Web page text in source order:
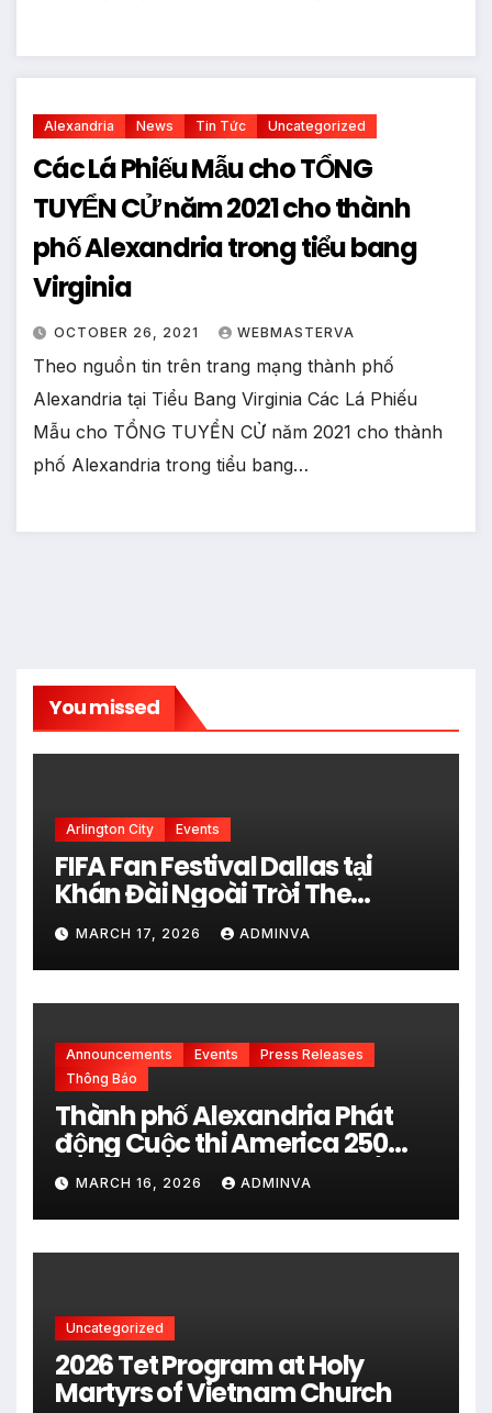
Alexandria News Tin Tức Uncategorized
Các Lá Phiếu Mẫu cho TỔNG
TUYỂN CỬ năm 2021 cho thành
phố Alexandria trong tiểu bang
Virginia
OCTOBER 26, 2021 WEBMASTERVA
Theo nguồn tin trên trang mạng thành phố
Alexandria tại Tiểu Bang Virginia Các Lá Phiếu
Mẫu cho TỔNG TUYỂN CỬ năm 2021 cho thành
phố Alexandria trong tiểu bang…
You missed
Arlington City Events
FIFA Fan Festival Dallas tại
Khán Đài Ngoài Trời The
Pavilion thuộc Fair Park Mở
Cửa Miễn phí vào 34 Ngày Thi
đấu của FIFA World Cup 2026
MARCH 17, 2026 ADMINVA
Announcements Events
Press Releases
Thông Báo
Thành phố Alexandria Phát
động Cuộc thi America 250
City Art Poster Project” Nhằm
kỷ niệm 250 năm thành lập Hợp
chủng quốc Hoa Kỳ vào năm
2026
MARCH 16, 2026 ADMINVA
Uncategorized
2026 Tet Program at Holy
Martyrs of Vietnam Church